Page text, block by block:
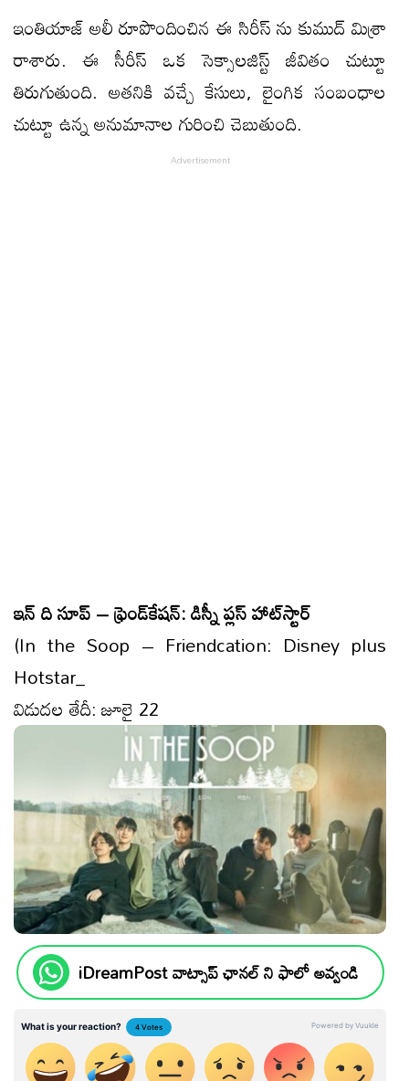
ఇంతియాజ్ అలీ రూపొందించిన ఈ సిరీస్ ను కుముద్ మిశ్రా
రాశారు. ఈ సీరీస్ ఒక సెక్సాలజిస్ట్ జీవితం చుట్టూ
తిరుగుతుంది. అతనికి వ‌చ్చే కేసులు, లైంగిక సంబంధాల
చుట్టూ ఉన్న అనుమానాల గురించి చెబుతుంది.
ఇన్ ది సూప్ – ఫ్రెండ్‌కేషన్: డిస్నీ ప్లస్ హాట్‌స్టార్
(In the Soop – Friendcation: Disney plus
Hotstar_
విడుదల తేదీ: జూలై 22
iDreamPost వాట్సాప్ ఛానల్ ని ఫాలో అవ్వండి